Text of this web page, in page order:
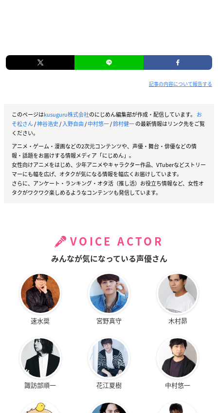
記事の内容について報告する
このページはkusuguru株式会社のにじめん編集部が作成・配信しています。 お
そ松さん/神谷浩史/入野自由/中村悠一/鈴村健一の最新情報はリンク先をご覧
ください。
アニメ・ゲーム・漫画などの2次元コンテンツや、声優・舞台・俳優などの情
報・話題をお届けする情報メディア「にじめん」。
女性向けアニメをはじめ、少年アニメやキャラクター作品、VTuberなどストリー
マーにも幅を広げ、オタクが気になる情報を幅広くお届けしています。
さらに、アンケート・ランキング・オタ活（推し活）お役立ち情報など、女性オ
タクがワクワク楽しめるようなコンテンツも発信しています。
VOICE ACTOR
みんなが気になっている声優さん
速水奨 宮野真守 木村昴
諏訪部順一 花江夏樹 中村悠一